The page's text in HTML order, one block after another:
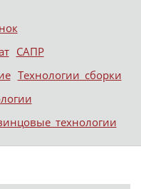
САПР
Технологии сборки
технологии